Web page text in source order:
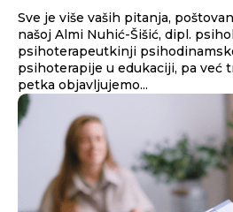
Sve je više vaših pitanja,
našoj Almi Nuhić-Šišić, dipl.
psihoterapeutkinji
psihoterapije u edukaciji, pa već
petka objavljujemo...